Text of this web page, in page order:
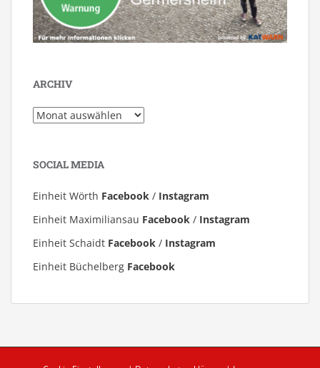
ARCHIV
Archiv
SOCIAL MEDIA
Einheit Wörth Facebook / Instagram
Einheit Maximiliansau Facebook / Instagram
Einheit Schaidt Facebook / Instagram
Einheit Büchelberg Facebook